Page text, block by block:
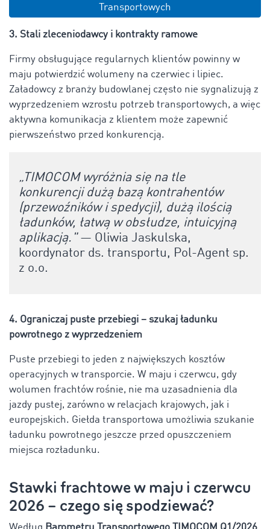
Transportowych
3. Stali zleceniodawcy i kontrakty ramowe
Firmy obsługujące regularnych klientów powinny w
maju potwierdzić wolumeny na czerwiec i lipiec.
Załadowcy z branży budowlanej często nie sygnalizują z
wyprzedzeniem wzrostu potrzeb transportowych, a więc
aktywna komunikacja z klientem może zapewnić
pierwszeństwo przed konkurencją.
„TIMOCOM wyróżnia się na tle
konkurencji dużą bazą kontrahentów
(przewoźników i spedycji), dużą ilością
ładunków, łatwą w obsłudze, intuicyjną
aplikacją." — Oliwia Jaskulska,
koordynator ds. transportu, Pol-Agent sp.
z o.o.
4. Ograniczaj puste przebiegi – szukaj ładunku
powrotnego z wyprzedzeniem
Puste przebiegi to jeden z największych kosztów
operacyjnych w transporcie. W maju i czerwcu, gdy
wolumen frachtów rośnie, nie ma uzasadnienia dla
jazdy pustej, zarówno w relacjach krajowych, jak i
europejskich. Giełda transportowa umożliwia szukanie
ładunku powrotnego jeszcze przed opuszczeniem
miejsca rozładunku.
Stawki frachtowe w maju i czerwcu
2026 – czego się spodziewać?